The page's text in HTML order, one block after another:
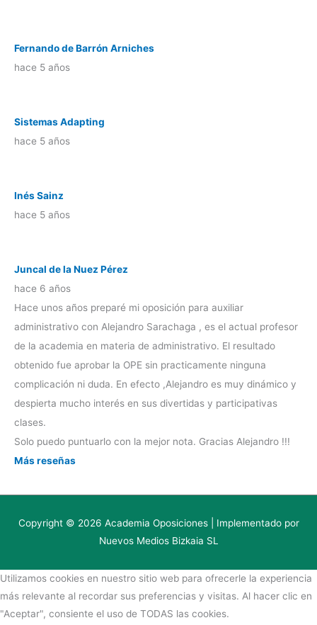
Fernando de Barrón Arniches
hace 5 años
Sistemas Adapting
hace 5 años
Inés Sainz
hace 5 años
Juncal de la Nuez Pérez
hace 6 años
Hace unos años preparé mi oposición para auxiliar
administrativo con Alejandro Sarachaga , es el actual profesor
de la academia en materia de administrativo. El resultado
obtenido fue aprobar la OPE sin practicamente ninguna
complicación ni duda. En efecto ,Alejandro es muy dinámico y
despierta mucho interés en sus divertidas y participativas
clases.
Solo puedo puntuarlo con la mejor nota. Gracias Alejandro !!!
Más reseñas
Copyright © 2026 Academia Oposiciones | Implementado por
Nuevos Medios Bizkaia SL
Utilizamos cookies en nuestro sitio web para ofrecerle la experiencia
más relevante al recordar sus preferencias y visitas. Al hacer clic en
"Aceptar", consiente el uso de TODAS las cookies.